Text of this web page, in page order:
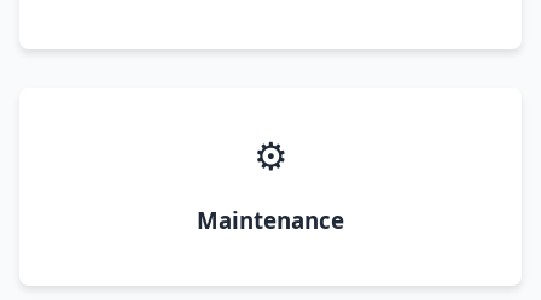
⚙️
Maintenance